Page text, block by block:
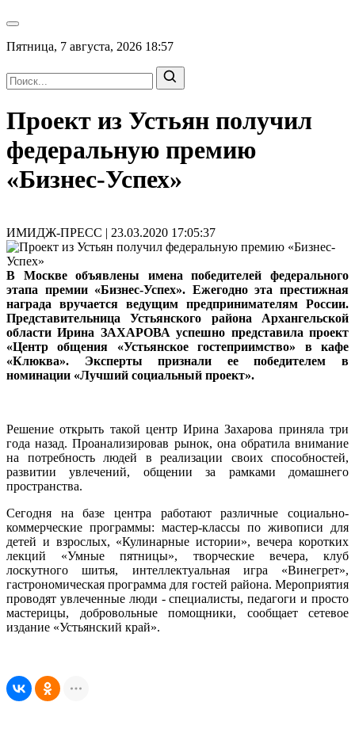
Пятница, 7 августа, 2026 18:57
Проект из Устьян получил
федеральную премию
«Бизнес-Успех»
ИМИДЖ-ПРЕСС | 23.03.2020 17:05:37
В Москве объявлены имена победителей федерального
этапа премии «Бизнес-Успех». Ежегодно эта престижная
награда вручается ведущим предпринимателям России.
Представительница Устьянского района Архангельской
области Ирина ЗАХАРОВА успешно представила проект
«Центр общения «Устьянское гостеприимство» в кафе
«Клюква». Эксперты признали ее победителем в
номинации «Лучший социальный проект».
Решение открыть такой центр Ирина Захарова приняла три
года назад. Проанализировав рынок, она обратила внимание
на потребность людей в реализации своих способностей,
развитии увлечений, общении за рамками домашнего
пространства.
Сегодня на базе центра работают различные социально-
коммерческие программы: мастер-классы по живописи для
детей и взрослых, «Кулинарные истории», вечера коротких
лекций «Умные пятницы», творческие вечера, клуб
лоскутного шитья, интеллектуальная игра «Винегрет»,
гастрономическая программа для гостей района. Мероприятия
проводят увлеченные люди - специалисты, педагоги и просто
мастерицы, добровольные помощники, сообщает сетевое
издание «Устьянский край».